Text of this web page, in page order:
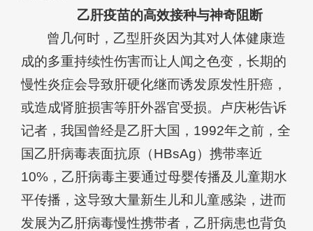
乙肝疫苗的高效接种与神奇阻断
曾几何时，乙型肝炎因为其对人体健康造
成的多重持续性伤害而让人闻之色变，长期的
慢性炎症会导致肝硬化继而诱发原发性肝癌，
或造成肾脏损害等肝外器官受损。卢庆彬告诉
记者，我国曾经是乙肝大国，1992年之前，全
国乙肝病毒表面抗原（HBsAg）携带率近
10%，乙肝病毒主要通过母婴传播及儿童期水
平传播，这导致大量新生儿和儿童感染，进而
发展为乙肝病毒慢性携带者，乙肝病患也背负